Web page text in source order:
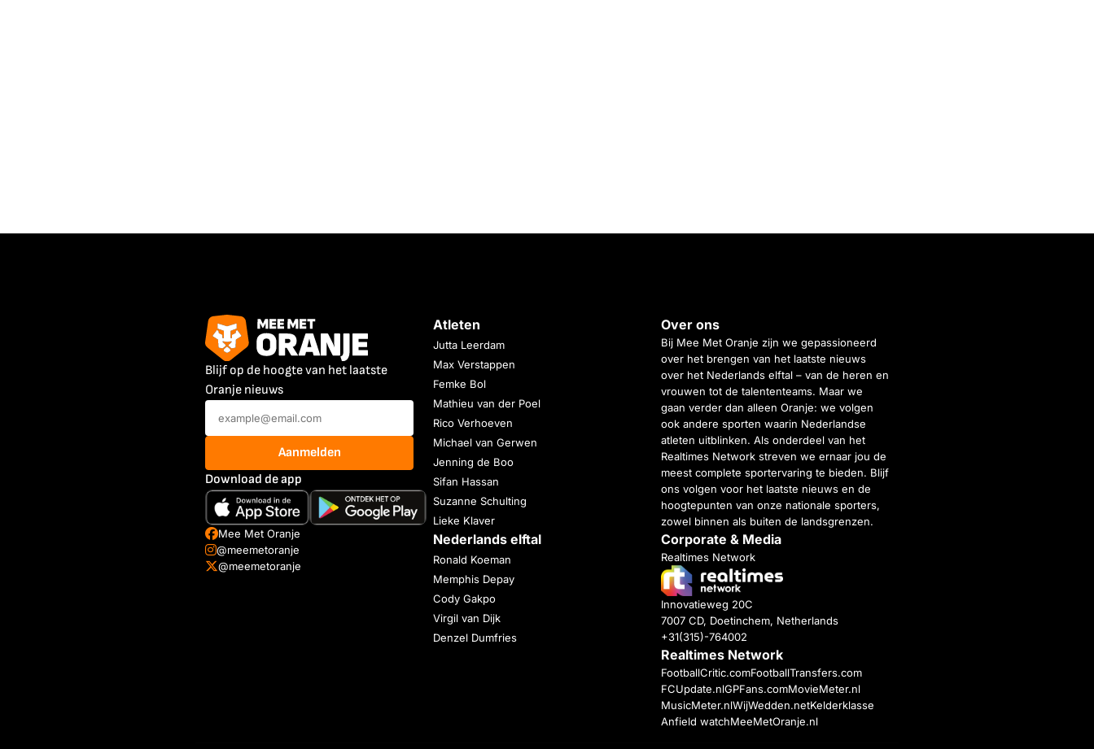
Blijf op de hoogte van het laatste
Oranje nieuws
Aanmelden
Download de app
Mee Met Oranje
@meemetoranje
@meemetoranje
Atleten
Jutta Leerdam
Max Verstappen
Femke Bol
Mathieu van der Poel
Rico Verhoeven
Michael van Gerwen
Jenning de Boo
Sifan Hassan
Suzanne Schulting
Lieke Klaver
Nederlands elftal
Ronald Koeman
Memphis Depay
Cody Gakpo
Virgil van Dijk
Denzel Dumfries
Over ons
Bij Mee Met Oranje zijn we gepassioneerd
over het brengen van het laatste nieuws
over het Nederlands elftal – van de heren en
vrouwen tot de talententeams. Maar we
gaan verder dan alleen Oranje: we volgen
ook andere sporten waarin Nederlandse
atleten uitblinken. Als onderdeel van het
Realtimes Network streven we ernaar jou de
meest complete sportervaring te bieden. Blijf
ons volgen voor het laatste nieuws en de
hoogtepunten van onze nationale sporters,
zowel binnen als buiten de landsgrenzen.
Corporate & Media
Realtimes Network
Innovatieweg 20C
7007 CD, Doetinchem, Netherlands
+31(315)-764002
Realtimes Network
FootballCritic.comFootballTransfers.com
FCUpdate.nlGPFans.comMovieMeter.nl
MusicMeter.nlWijWedden.netKelderklasse
Anfield watchMeeMetOranje.nl